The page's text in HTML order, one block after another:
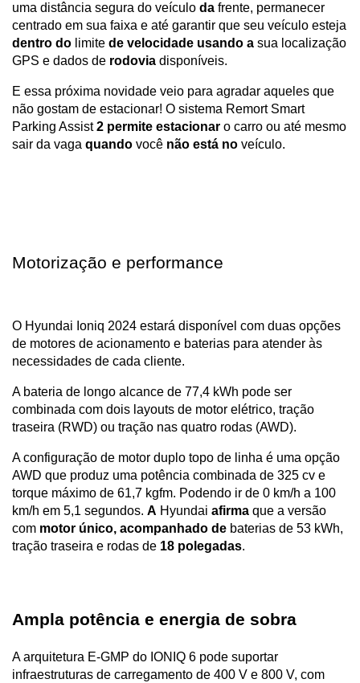
uma distância segura do veículo da frente, permanecer
dentro do limite de velocidade usando a sua localização
GPS e dados de rodovia disponíveis.
E essa próxima novidade veio para agradar aqueles que
não gostam de estacionar! O sistema Remort Smart
Parking Assist 2 permite estacionar o carro ou até mesmo
sair da vaga quando você não está no veículo.
Motorização e performance
O Hyundai Ioniq 2024 estará disponível com duas opções
de motores de acionamento e baterias para atender às
necessidades de cada cliente.
A bateria de longo alcance de 77,4 kWh pode ser
combinada com dois layouts de motor elétrico, tração
traseira (RWD) ou tração nas quatro rodas (AWD).
A configuração de motor duplo topo de linha é uma opção
AWD que produz uma potência combinada de 325 cv e
torque máximo de 61,7 kgfm. Podendo ir de 0 km/h a 100
km/h em 5,1 segundos. A Hyundai afirma que a versão
com motor único, acompanhado de baterias de 53 kWh,
tração traseira e rodas de 18 polegadas.
Ampla potência e energia de sobra
A arquitetura E-GMP do IONIQ 6 pode suportar
infraestruturas de carregamento de 400 V e 800 V, com